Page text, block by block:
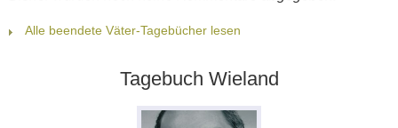
Alle beendete Väter-Tagebücher lesen
Tagebuch Wieland